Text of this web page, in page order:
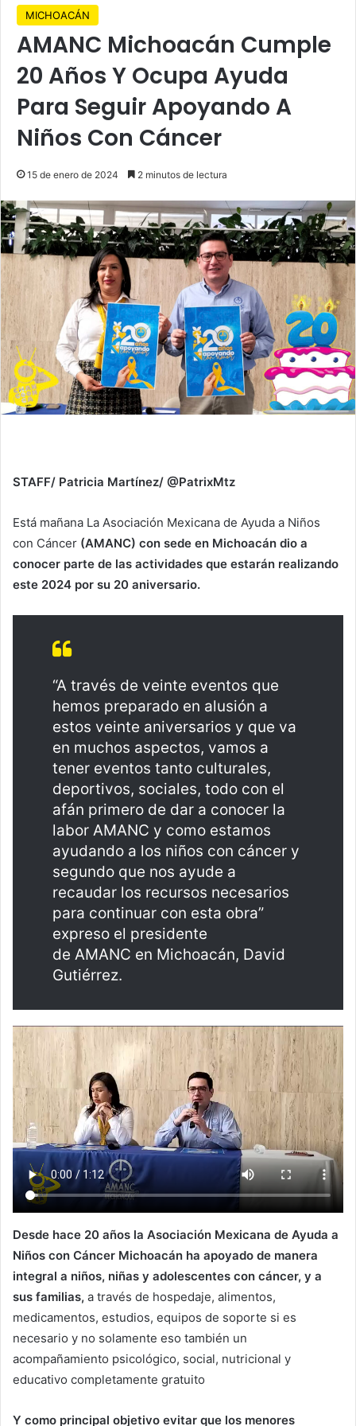
MICHOACÁN
AMANC Michoacán Cumple
20 Años Y Ocupa Ayuda
Para Seguir Apoyando A
Niños Con Cáncer
15 de enero de 2024 2 minutos de lectura
STAFF/ Patricia Martínez/ @PatrixMtz
Está mañana La Asociación Mexicana de Ayuda a Niños
con Cáncer (AMANC) con sede en Michoacán dio a
conocer parte de las actividades que estarán realizando
este 2024 por su 20 aniversario.
“A través de veinte eventos que
hemos preparado en alusión a
estos veinte aniversarios y que va
en muchos aspectos, vamos a
tener eventos tanto culturales,
deportivos, sociales, todo con el
afán primero de dar a conocer la
labor AMANC y como estamos
ayudando a los niños con cáncer y
segundo que nos ayude a
recaudar los recursos necesarios
para continuar con esta obra”
expreso el presidente
de AMANC en Michoacán, David
Gutiérrez.
Desde hace 20 años la Asociación Mexicana de Ayuda a
Niños con Cáncer Michoacán ha apoyado de manera
integral a niños, niñas y adolescentes con cáncer, y a
sus familias, a través de hospedaje, alimentos,
medicamentos, estudios, equipos de soporte si es
necesario y no solamente eso también un
acompañamiento psicológico, social, nutricional y
educativo completamente gratuito
Y como principal objetivo evitar que los menores